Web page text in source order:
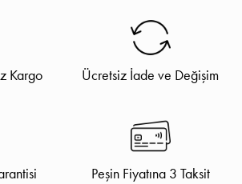
Kargo Ücretsiz İade ve Değişim
Peşin Fiyatına 3 Taksit